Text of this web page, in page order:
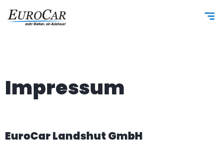
Impressum
EuroCar Landshut GmbH